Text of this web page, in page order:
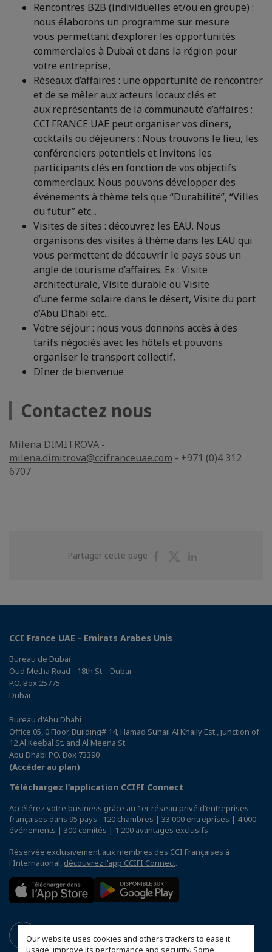
Our website uses cookies and others trackers to ease it
usage, improve its performance and security. Some
Rencontres B2B (individuelles et/ou en groupe) :
nous élaborons un programme sur mesure
vous permettant d’explorer les opportunités
commerciales à Dubaï et dans la région pour
votre entreprise,
Réseaux d’affaires : une opportunité de rencontrer
et de se mêler aux acteurs locaux clés et
aux représentants de la communauté d’affaires :
CCI FRANCE UAE peut organiser vos dîners,
cocktails ou déjeuners : Nous trouvons le lieu, les
conférenciers potentiels et invitons les
participants clés en fonction de vos objectifs
commerciaux. Nous pouvons développer des
événements à thème tels que “Durabilité”, “Villes
du futur” etc...
Visites de sites : découvrez les EAU. Nous
organisons des visites à thème dans les EAU qui
vous permettent de découvrir le pays sous un
angle de tourisme d’affaires. Ex : Visite
architecturale, Visite durable ou Visite
d’une ferme solaire dans le désert, Visite du port
d’Abu Dhabi etc...
Votre séjour : nous vous donnons accès à des
tarifs négociés avec les hôtels et pouvons
organiser le transport collectif,
Dîner de bienvenue
Contactez nous
Milena DIMITROVA -
milena.dimitrova@ccifranceuae.com - +971 (0)4 312
6707
Partager cette page
PartagerPartager
CCI France UAE - Emirats Arabes Unis
Bureau de Dubaï
Oud Metha Road - 18th St – Dubai
P.O. Box 25775
Dubaï
Bureau d'Abu Dhabi
Office 05, 0 Floor, Building# 14, Hamad Suhail Al Khaily Est., junction of
12 Al Keebal St. and Al Meena St.
Abu Dhabi P.O. Box 73390
(Accéder au plan)
Téléchargez l’application CCIFI Connect
Accélérez votre business grâce au 1er réseau privé d'entreprises
françaises dans 95 pays : 120 chambres | 33 000 entreprises | 4 000
événements | 300 comités | 1 200 avantages exclusifs
Réservée exclusivement aux membres des CCI Françaises à
l'International, découvrez l'app CCIFI Connect.